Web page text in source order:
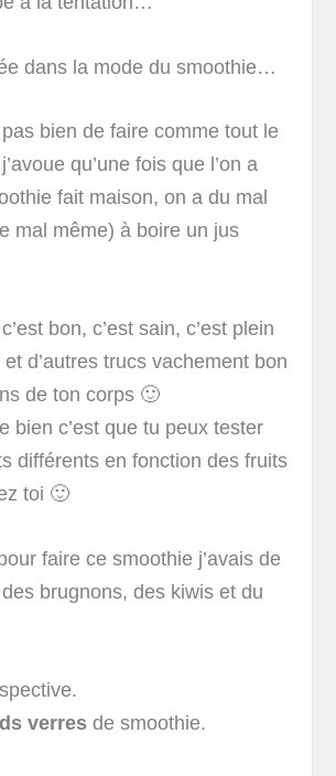
dans la mode du smoothie…
pas bien de faire comme tout le
qu’une fois que l’on a
fait maison, on a du mal
mal même) à boire un jus
bon, c’est sain, c’est plein
d’autres trucs vachement bon
de ton corps 🙂
bien c’est que tu peux tester
différents en fonction des fruits
toi 🙂
faire ce smoothie j’avais de
brugnons, des kiwis et du
verres de smoothie.